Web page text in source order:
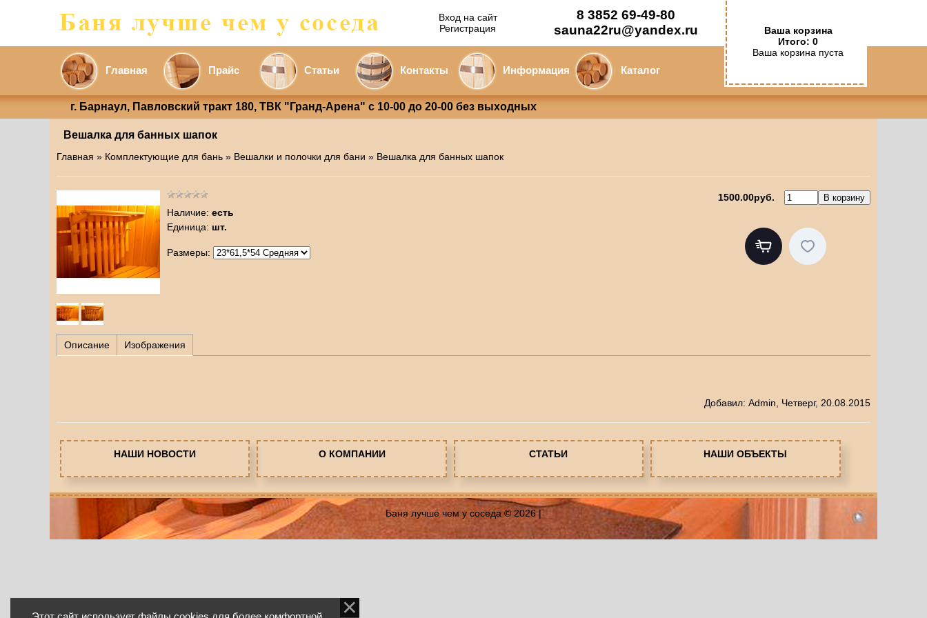
Вход на сайт
Регистрация
8 3852 69-49-80
sauna22ru@yandex.ru
Главная Прайс Статьи Контакты Информация Каталог
Ваша корзина
Итого: 0
Ваша корзина пуста
г. Барнаул, Павловский тракт 180, ТВК "Гранд-Арена" с 10-00 до 20-00 без выходных
Вешалка для банных шапок
Главная » Комплектующие для бань » Вешалки и полочки для бани » Вешалка для банных шапок
1500.00руб.
Наличие: есть
Единица: шт.
Размеры:
Описание Изображения
Добавил: Admin , Четверг, 20.08.2015
НАШИ НОВОСТИ О КОМПАНИИ СТАТЬИ НАШИ ОБЪЕКТЫ
Баня лучше чем у соседа © 2026 |